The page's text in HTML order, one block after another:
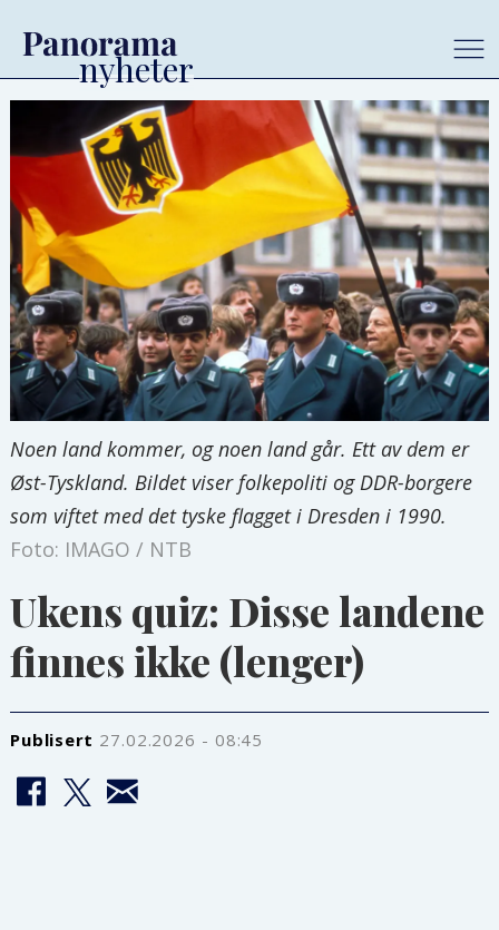
Noen land kommer, og noen land går. Ett av dem er
Øst-Tyskland. Bildet viser folkepoliti og DDR-borgere
som viftet med det tyske flagget i Dresden i 1990.
Foto: IMAGO / NTB
Ukens quiz: Disse landene
finnes ikke (lenger)
Publisert 27.02.2026 - 08:45